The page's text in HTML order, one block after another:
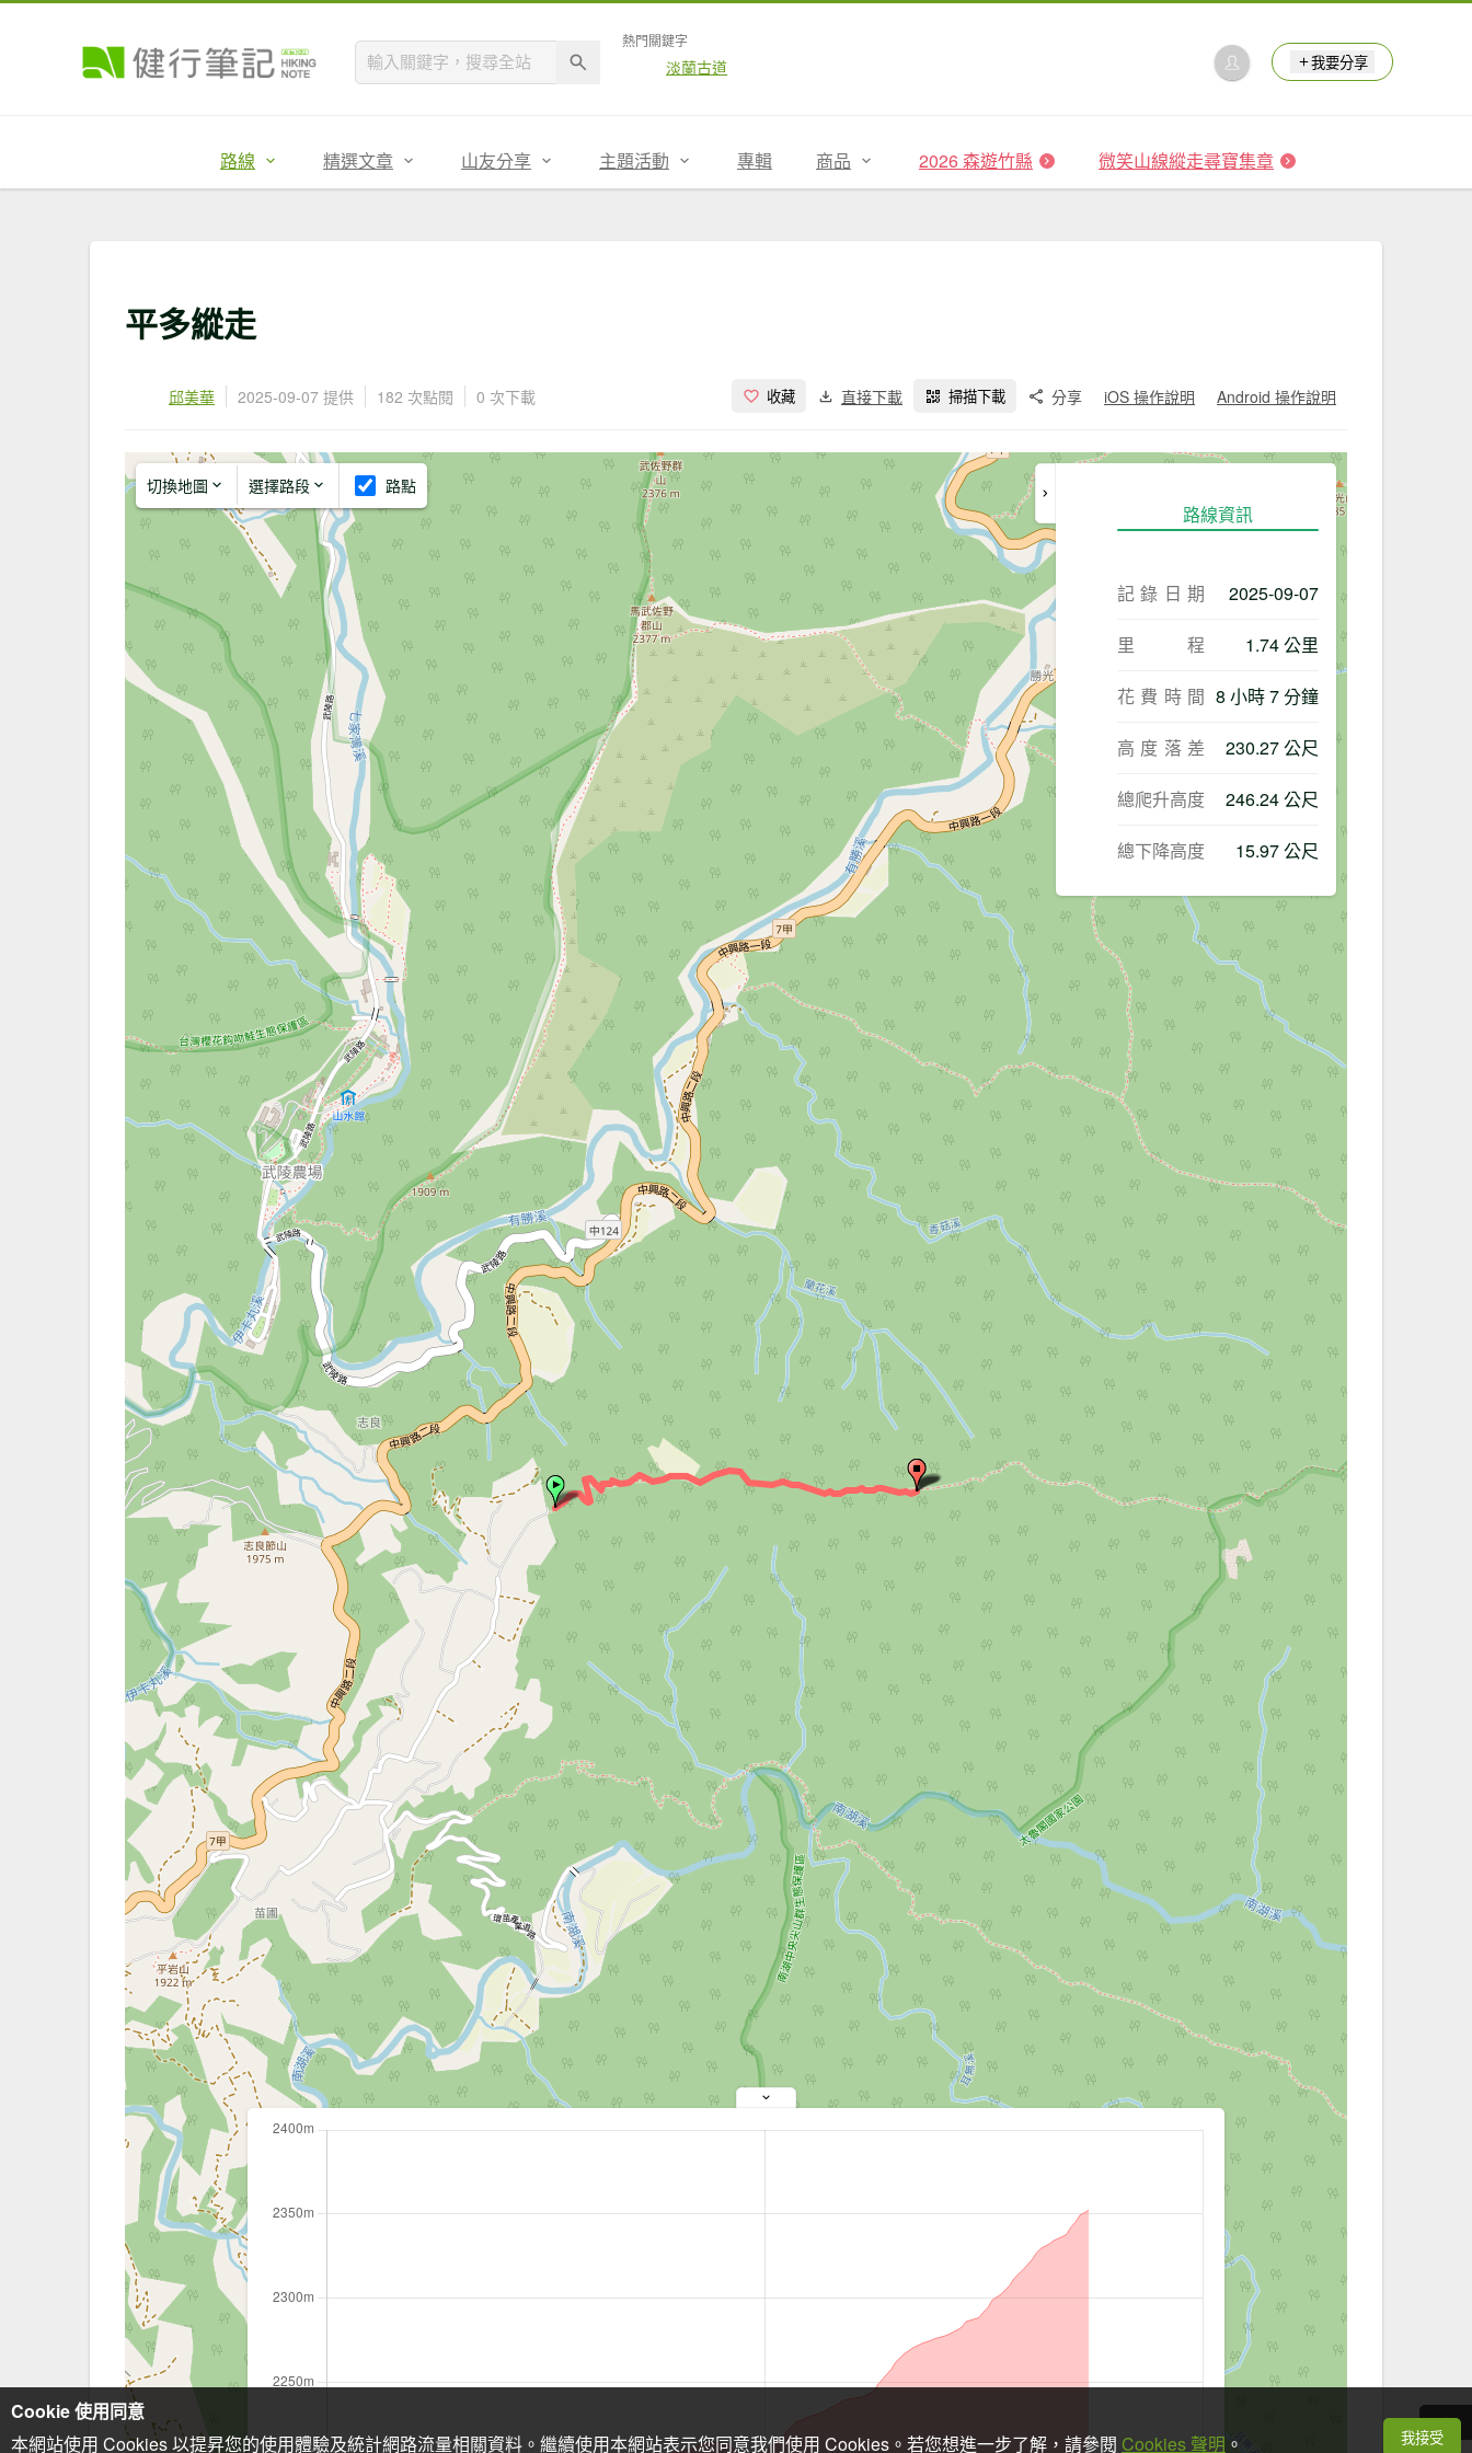
熱門關鍵字
淡蘭古道 我要分享
路線 精選文章 山友分享 主題活動 專輯 商品 2026 森遊竹縣 微笑山線縱走尋寶集章
平多縱走
邱美華 2025-09-07 提供 182 次點閱 0 次下載 收藏 直接下載 掃描下載 分享 iOS 操作說明 Android 操作說明
切換地圖 選擇路段 路點
路線資訊
記錄日期 2025-09-07
里程 1.74 公里
花費時間 8 小時 7 分鐘
高度落差 230.27 公尺
總爬升高度 246.24 公尺
總下降高度 15.97 公尺
Cookie 使用同意
本網站使用 Cookies 以提昇您的使用體驗及統計網路流量相關資料。繼續使用本網站表示您同意我們使用 Cookies。若您想進一步了解，請參閱 Cookies 聲明 。 我接受